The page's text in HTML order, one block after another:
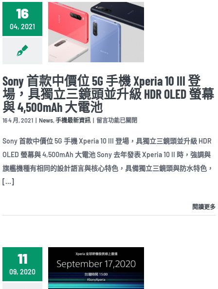
Xperia
10
III
較
版
本
內
建
儲
存
半
取
消
FM
能〉
16
04, 2021
Sony 首款中價位 5G 手機 Xperia 10 III 登
場，具獨立三鏡頭並升級 HDR OLED 螢幕
與 4,500mAh 大電池
16 4 月, 2021 News,手機最新資訊
在
首
中
價
位
10
具
立
三
鏡
留言功能已關閉
Sony 首款中價位 5G 手機 Xperia 10 III 登場，具獨立三鏡頭並升級 HDR
OLED 螢幕與 4,500mAh 大電池 Sony 去年發表 Xperia 10 II 時，強調與
旗艦機種有相同的設計語言與核心特色，具備獨立三鏡頭與防水特色，
[...]
閱讀更多
11
09, 2020